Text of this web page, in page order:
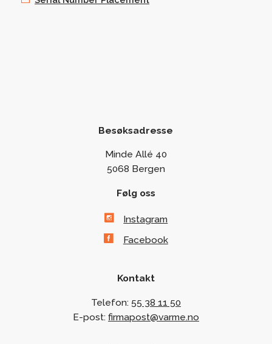
Besøksadresse
Minde Allé 40
5068 Bergen
Følg oss
Instagram
Facebook
Kontakt
Telefon: 55 38 11 50
E-post: firmapost@varme.no